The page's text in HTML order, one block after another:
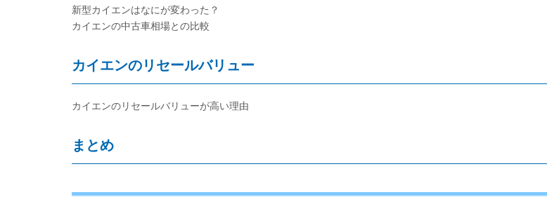
新型カイエンはなにが変わった？
カイエンの中古車相場との比較
カイエンのリセールバリュー
カイエンのリセールバリューが高い理由
まとめ